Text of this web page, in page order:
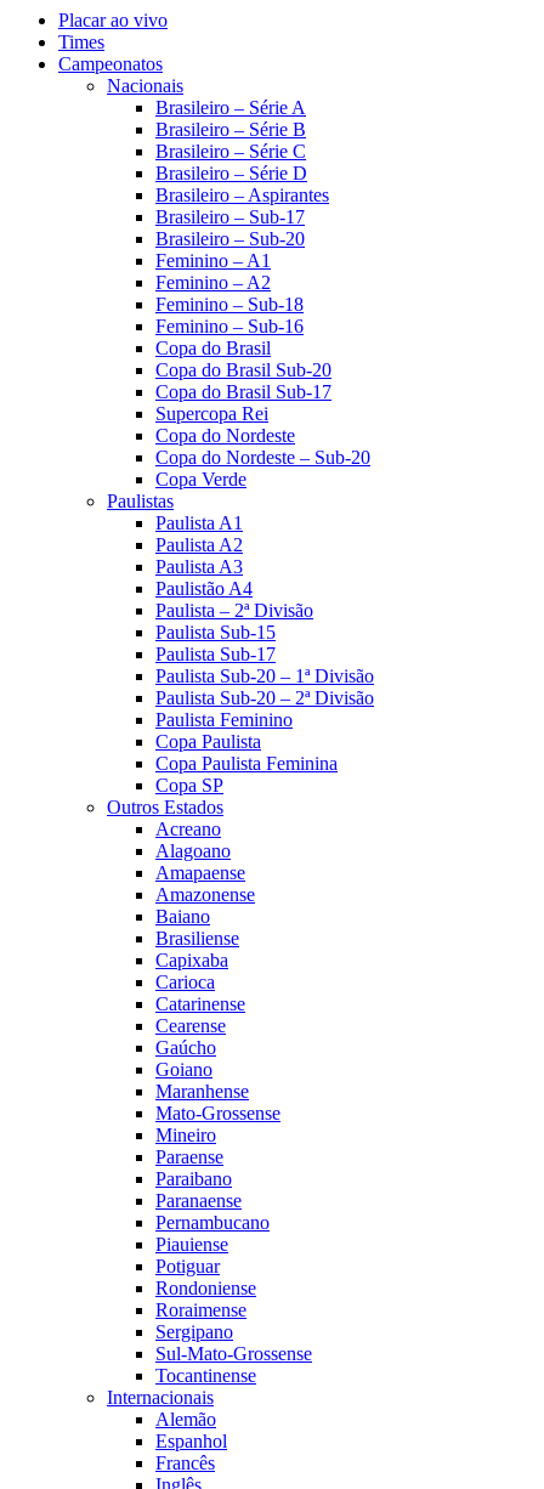
Placar ao vivo
Times
Campeonatos
Nacionais
Brasileiro – Série A
Brasileiro – Série B
Brasileiro – Série C
Brasileiro – Série D
Brasileiro – Aspirantes
Brasileiro – Sub-17
Brasileiro – Sub-20
Feminino – A1
Feminino – A2
Feminino – Sub-18
Feminino – Sub-16
Copa do Brasil
Copa do Brasil Sub-20
Copa do Brasil Sub-17
Supercopa Rei
Copa do Nordeste
Copa do Nordeste – Sub-20
Copa Verde
Paulistas
Paulista A1
Paulista A2
Paulista A3
Paulistão A4
Paulista – 2ª Divisão
Paulista Sub-15
Paulista Sub-17
Paulista Sub-20 – 1ª Divisão
Paulista Sub-20 – 2ª Divisão
Paulista Feminino
Copa Paulista
Copa Paulista Feminina
Copa SP
Outros Estados
Acreano
Alagoano
Amapaense
Amazonense
Baiano
Brasiliense
Capixaba
Carioca
Catarinense
Cearense
Gaúcho
Goiano
Maranhense
Mato-Grossense
Mineiro
Paraense
Paraibano
Paranaense
Pernambucano
Piauiense
Potiguar
Rondoniense
Roraimense
Sergipano
Sul-Mato-Grossense
Tocantinense
Internacionais
Alemão
Espanhol
Francês
Inglês